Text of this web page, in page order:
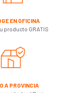
EN OFICINA
producto GRATIS
A PROVINCIA